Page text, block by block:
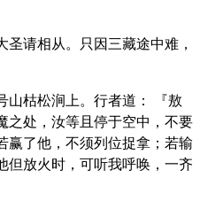
请相从。只因三藏途中难，
山枯松涧上。行者道： 『敖
之处，汝等且停于空中，不要
赢了他，不须列位捉拿；若输
但放火时，可听我呼唤，一齐